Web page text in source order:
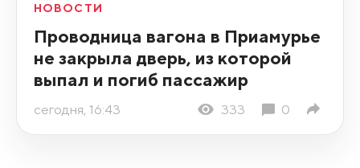
НОВОСТИ
Проводница вагона в Приамурье
не закрыла дверь, из которой
выпал и погиб пассажир
сегодня, 16:43 333 0